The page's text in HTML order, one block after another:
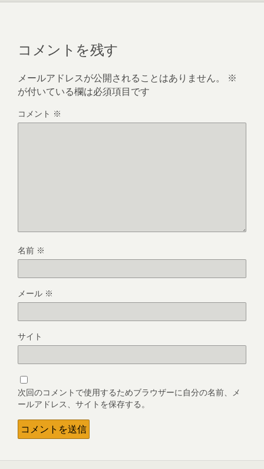
コメントを残す
メールアドレスが公開されることはありません。
※
が付いている欄は必須項目です
コメント ※
名前 ※
メール ※
サイト
次回のコメントで使用するためブラウザーに自分の名前、メ
ールアドレス、サイトを保存する。